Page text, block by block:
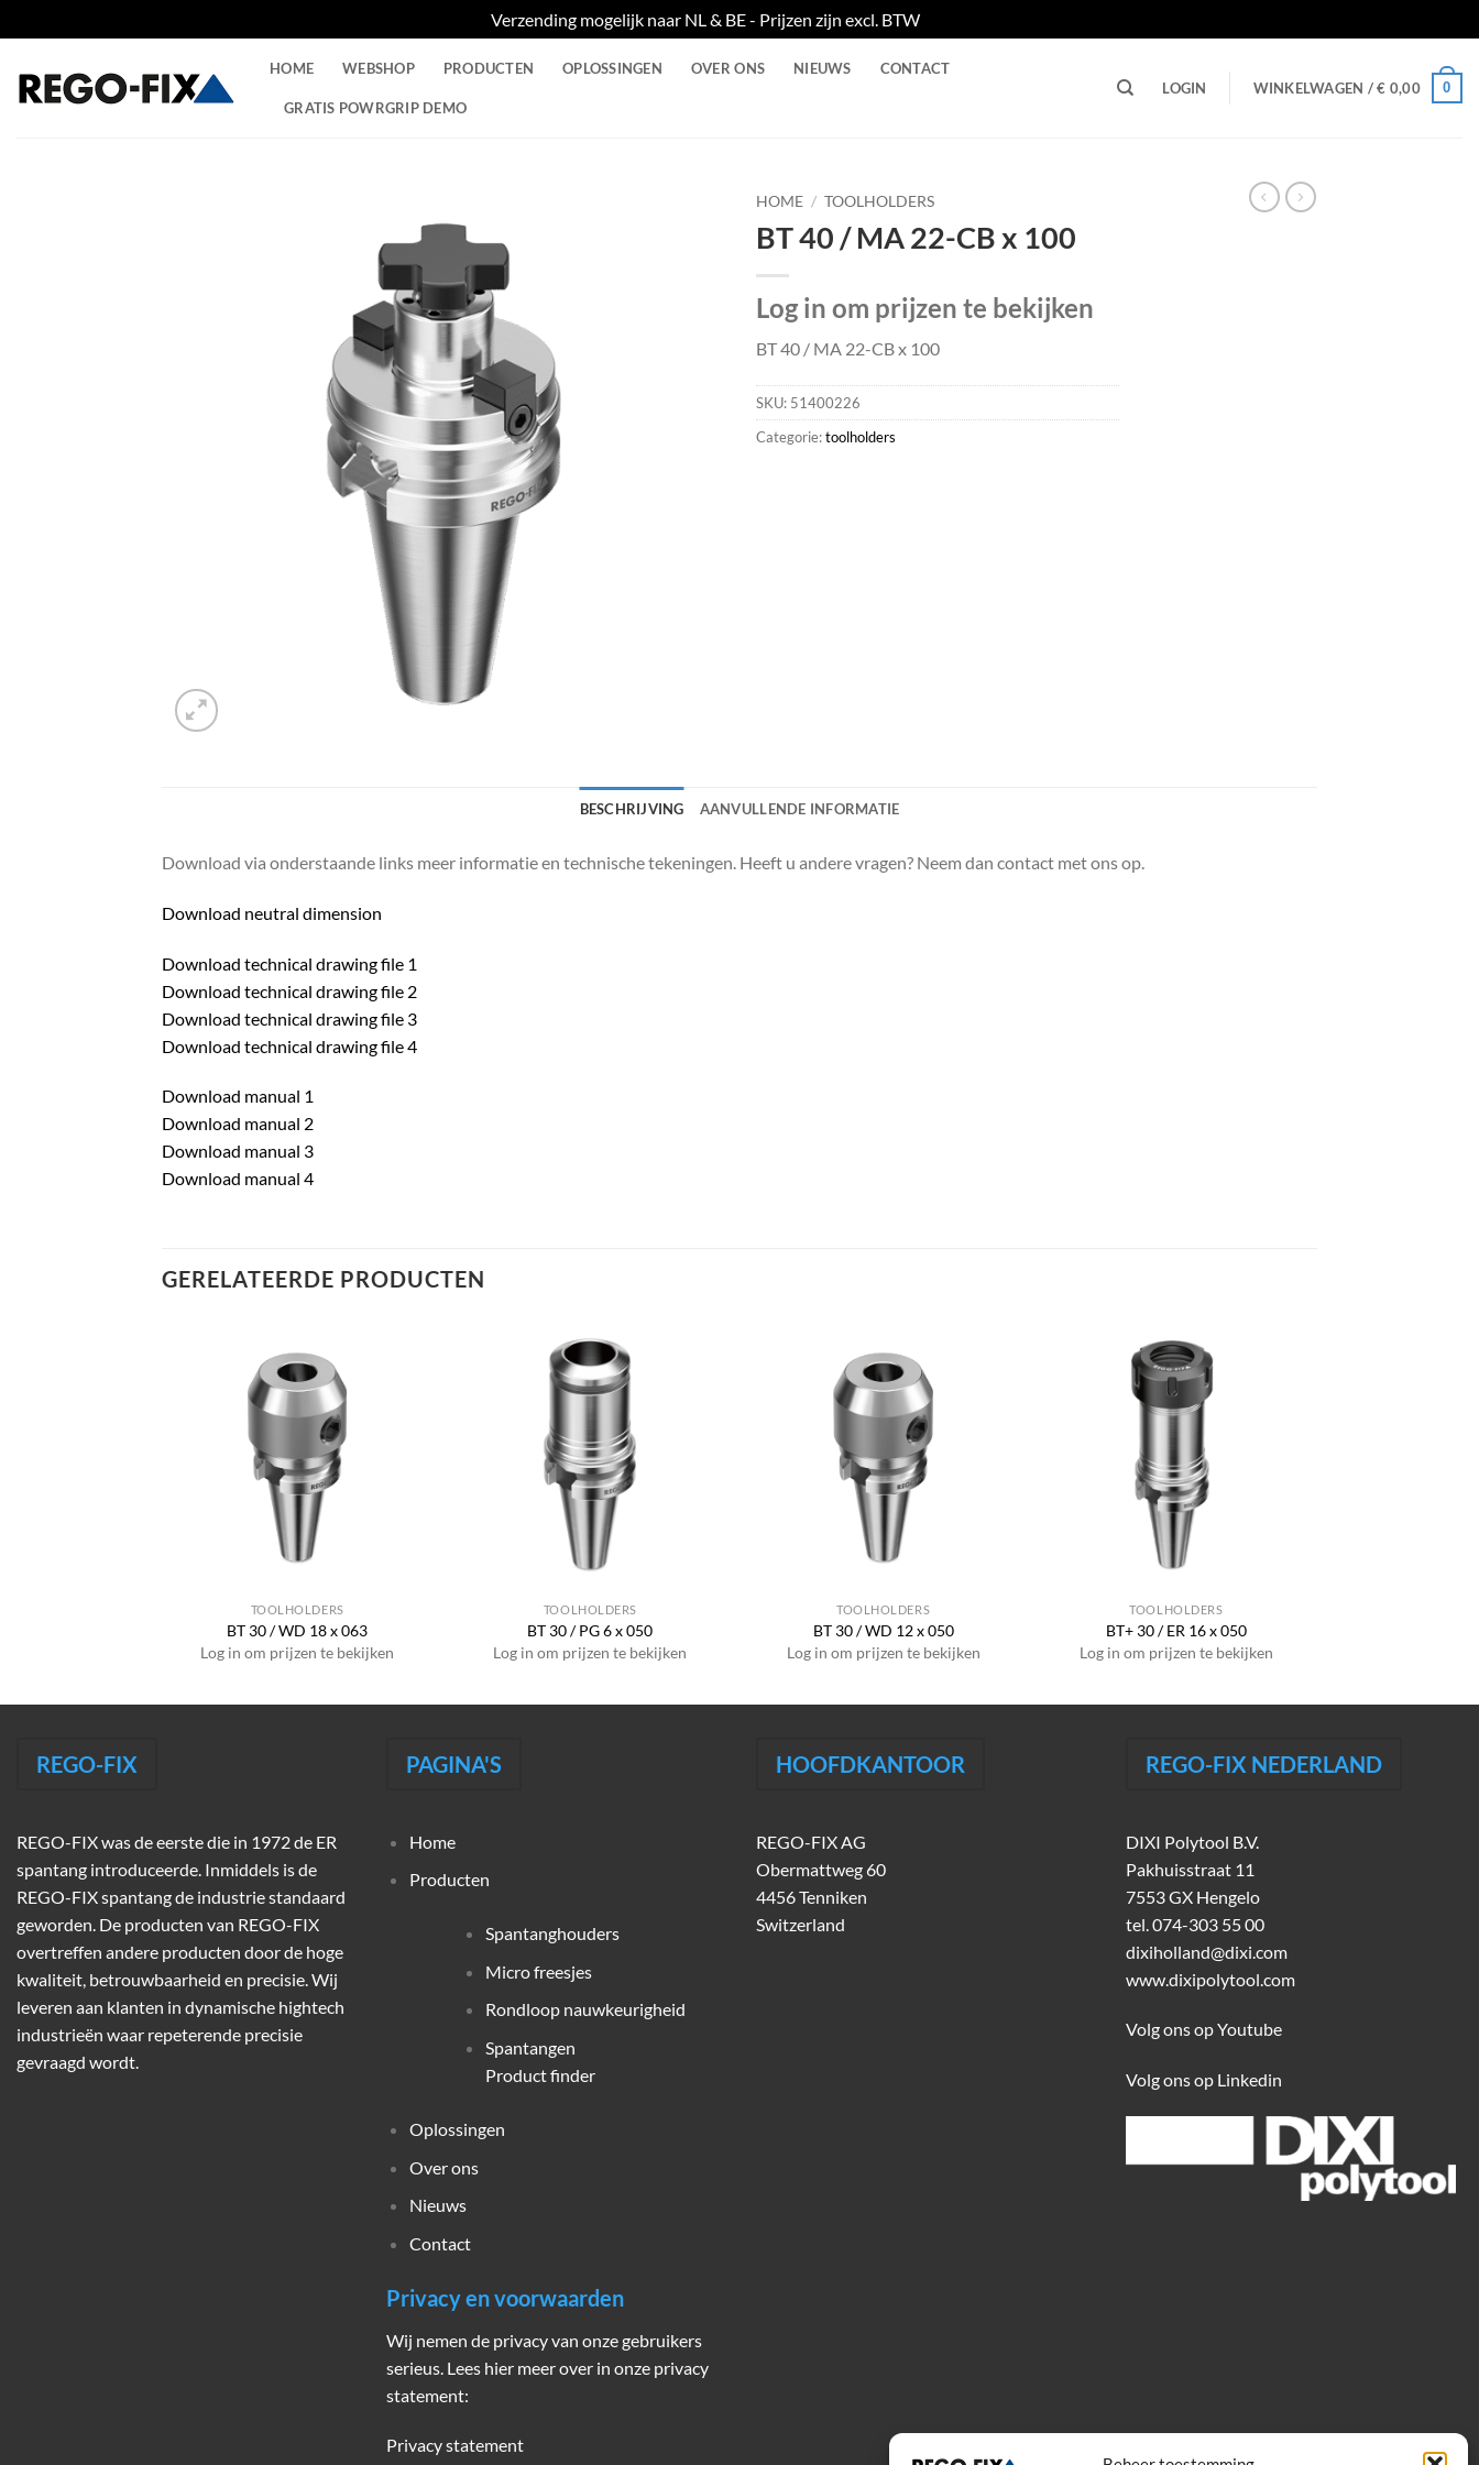
Verzending mogelijk naar NL & BE - Prijzen zijn excl. BTW
naar
inhoud
HOME WEBSHOP PRODUCTEN OPLOSSINGEN OVER ONS NIEUWS CONTACT
GRATIS POWRGRIP DEMO
LOGIN WINKELWAGEN /€ 0,00 0
HOME / TOOLHOLDERS
BT 40 / MA 22-CB x 100
Log in om prijzen te bekijken
BT 40 / MA 22-CB x 100
SKU: 51400226
Categorie:toolholders
BESCHRIJVING AANVULLENDE INFORMATIE
Download via onderstaande links meer informatie en technische tekeningen. Heeft u andere vragen? Neem dan contact met ons op.
Download neutral dimension
Download technical drawing file 1
Download technical drawing file 2
Download technical drawing file 3
Download technical drawing file 4
Download manual 1
Download manual 2
Download manual 3
Download manual 4
GERELATEERDE PRODUCTEN
TOOLHOLDERS
BT 30 / WD 18 x 063
Log in om prijzen te bekijken
TOOLHOLDERS
BT 30 / PG 6 x 050
Log in om prijzen te bekijken
TOOLHOLDERS
BT 30 / WD 12 x 050
Log in om prijzen te bekijken
TOOLHOLDERS
BT+ 30 / ER 16 x 050
Log in om prijzen te bekijken
REGO-FIX
REGO-FIX was de eerste die in 1972 de ER
spantang introduceerde. Inmiddels is de
REGO-FIX spantang de industrie standaard
geworden. De producten van REGO-FIX
overtreffen andere producten door de hoge
kwaliteit, betrouwbaarheid en precisie. Wij
leveren aan klanten in dynamische hightech
industrieën waar repeterende precisie
gevraagd wordt.
PAGINA'S
Home
Producten
Spantanghouders
Micro freesjes
Rondloop nauwkeurigheid
Spantangen
Product finder
Oplossingen
Over ons
Nieuws
Contact
Privacy en voorwaarden
Wij nemen de privacy van onze gebruikers
serieus. Lees hier meer over in onze privacy
statement:
Privacy statement
HOOFDKANTOOR
REGO-FIX AG
Obermattweg 60
4456 Tenniken
Switzerland
REGO-FIX NEDERLAND
DIXI Polytool B.V.
Pakhuisstraat 11
7553 GX Hengelo
tel. 074-303 55 00
dixiholland@dixi.com
www.dixipolytool.com
Volg ons op Youtube
Volg ons op Linkedin